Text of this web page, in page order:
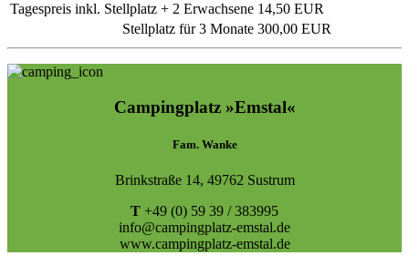
Tagespreis inkl. Stellplatz + 2 Erwachsene 14,50 EUR
Stellplatz für 3 Monate 300,00 EUR
Campingplatz »Emstal«
Fam. Wanke
Brinkstraße 14, 49762 Sustrum
T +49 (0) 59 39 / 383995
info@campingplatz-emstal.de
www.campingplatz-emstal.de